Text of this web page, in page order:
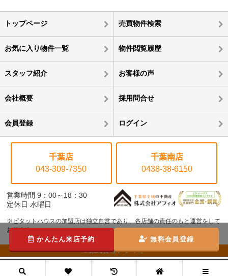
トップページ 売買物件検索
お気に入り物件一覧 物件閲覧履歴
スタッフ紹介 お客様の声
会社概要 採用問合せ
会員登録 ログイン
千葉店
043-309-7350
千葉南店
0438-38-6150
営業時間 9：00～18：30
定休日 水曜日
※ピタットハウスの加盟店は独立自営であり、各店舗の責任のもと運営をして
おります。
©株式会社アフィオ
かんたん来店予約 無料会員登録